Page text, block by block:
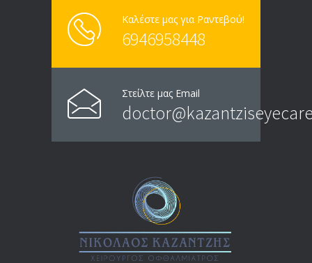
Καλέστε μας για Ραντεβού!
6946958448
Στείλτε μας Email